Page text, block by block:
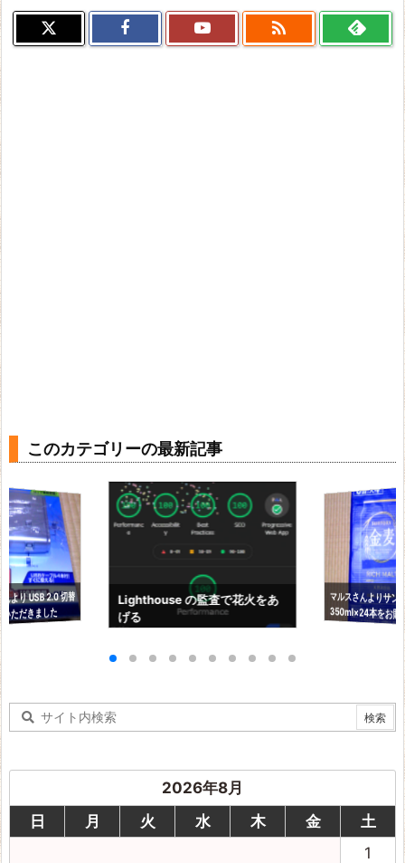

このカテゴリーの最新記事
より USB 2.0 切替
ただきました
Lighthouse の監査で花火をあ
げる
マルスさんよりサ
350ml×24本をお贈
ました
2026年8月
日
月 火 水 木 金
土
1